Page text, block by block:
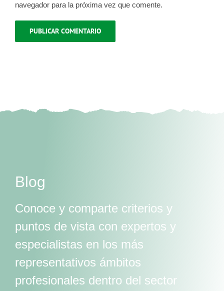
navegador para la próxima vez que comente.
Blog
Conoce y comparte criterios y
puntos de vista con expertos y
especialistas en los más
representativos ámbitos
profesionales dentro del sector